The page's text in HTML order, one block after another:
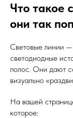
Что такое
они так
Световые линии —
светодиодные
полос. Они дают
визуально
На вашей
которое: